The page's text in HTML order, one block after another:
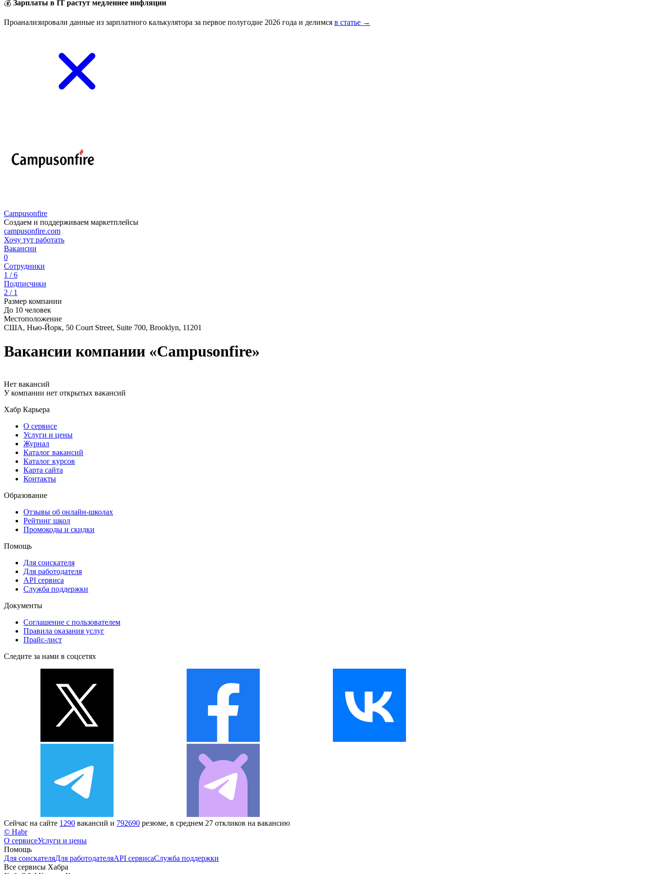
💰 Зарплаты в IT растут медленнее инфляции
Проанализировали данные из зарплатного калькулятора за первое полугодие 2026 года и делимся в статье →
Campusonfire
Создаем и поддерживаем маркетплейсы
campusonfire.com
Хочу тут работать
Вакансии
0
Сотрудники
1 / 6
Подписчики
2 / 1
Размер компании
До 10 человек
Местоположение
США, Нью-Йорк, 50 Court Street, Suite 700, Brooklyn, 11201
Вакансии компании «Campusonfire»
Нет вакансий
У компании нет открытых вакансий
Хабр Карьера
О сервисе
Услуги и цены
Журнал
Каталог вакансий
Каталог курсов
Карта сайта
Контакты
Образование
Отзывы об онлайн-школах
Рейтинг школ
Промокоды и скидки
Помощь
Для соискателя
Для работодателя
API сервиса
Служба поддержки
Документы
Соглашение с пользователем
Правила оказания услуг
Прайс-лист
Следите за нами в соцсетях
Сейчас на сайте 1290 вакансий и 792690 резюме, в среднем 27 откликов на вакансию
© Habr
О сервисеУслуги и цены
Помощь
Для соискателяДля работодателяAPI сервисаСлужба поддержки
Все сервисы Хабра